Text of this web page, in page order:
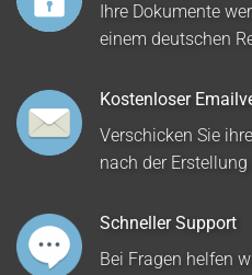
Ihre Dokumente
einem deutschen
Kostenloser
Verschicken Sie
nach der
Schneller Support
Bei Fragen helfen